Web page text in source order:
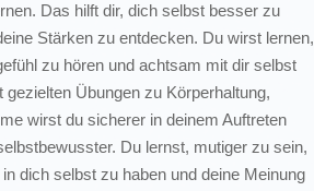
Das hilft dir, dich selbst besser zu
Stärken zu entdecken. Du wirst lernen,
zu hören und achtsam mit dir selbst
gezielten Übungen zu Körperhaltung,
wirst du sicherer in deinem Auftreten
Du lernst, mutiger zu sein,
dich selbst zu haben und deine Meinung